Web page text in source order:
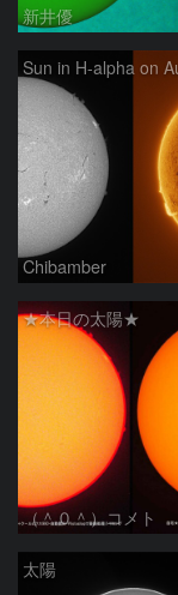
新井優
Chibamber
★本日の太陽★
（＾０＾）コメト
太陽